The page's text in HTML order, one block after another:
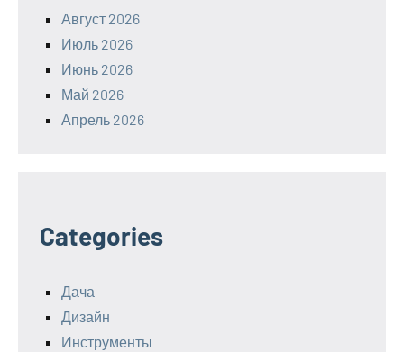
Август 2026
Июль 2026
Июнь 2026
Май 2026
Апрель 2026
Categories
Дача
Дизайн
Инструменты